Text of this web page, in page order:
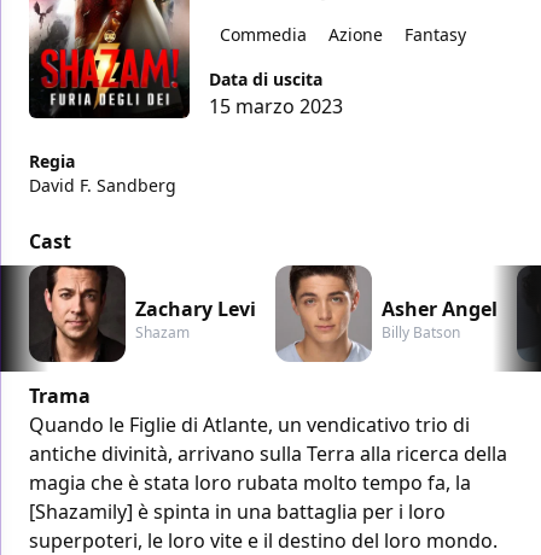
Commedia Azione
Fantasy
Data di uscita
15 marzo 2023
Regia
David F. Sandberg
Cast
Zachary Levi
Shazam
Asher Angel
Billy Batson
Trama
Quando le Figlie di Atlante, un vendicativo trio di
antiche divinità, arrivano sulla Terra alla ricerca della
magia che è stata loro rubata molto tempo fa, la
[Shazamily] è spinta in una battaglia per i loro
superpoteri, le loro vite e il destino del loro mondo.